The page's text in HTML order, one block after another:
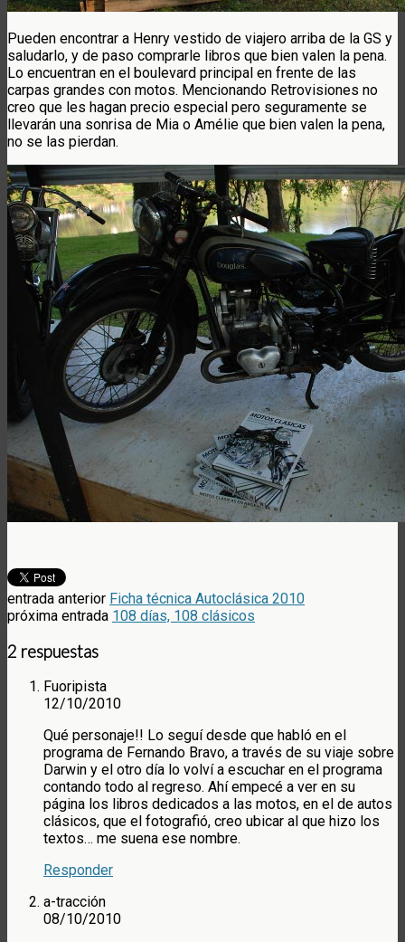
Pueden encontrar a Henry vestido de viajero arriba de la GS y
saludarlo, y de paso comprarle libros que bien valen la pena.
Lo encuentran en el boulevard principal en frente de las
carpas grandes con motos. Mencionando Retrovisiones no
creo que les hagan precio especial pero seguramente se
llevarán una sonrisa de Mia o Amélie que bien valen la pena,
no se las pierdan.
entrada anterior Ficha técnica Autoclásica 2010
próxima entrada 108 días, 108 clásicos
2 respuestas
Fuoripista
12/10/2010
Qué personaje!! Lo seguí desde que habló en el
programa de Fernando Bravo, a través de su viaje sobre
Darwin y el otro día lo volví a escuchar en el programa
contando todo al regreso. Ahí empecé a ver en su
página los libros dedicados a las motos, en el de autos
clásicos, que el fotografió, creo ubicar al que hizo los
textos… me suena ese nombre.
Responder
a-tracción
08/10/2010